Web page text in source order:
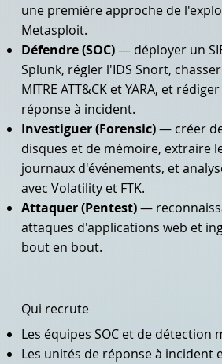
Qui recrute
Les équipes SOC et de détection
Les unités de réponse à incident
une première approche de
Metasploit.
Défendre (SOC)— déployer un
Splunk, régler l'IDS Snort,
MITRE ATT&CK et YARA, et
réponse à incident.
Investiguer (Forensic)— créer
disques et de mémoire, extraire
journaux d'événements, et
avec Volatility et FTK.
Attaquer (Pentest)—
attaques d'applications web et
bout en bout.